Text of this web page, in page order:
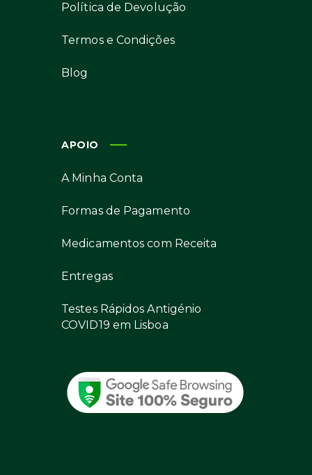
Política de Devolução
Termos e Condições
Blog
APOIO
A Minha Conta
Formas de Pagamento
Medicamentos com Receita
Entregas
Testes Rápidos Antigénio
COVID19 em Lisboa